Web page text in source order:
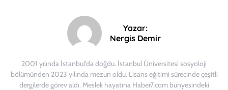
Yazar:
Nergis Demir
2001 yılında İstanbul’da doğdu. İstanbul Üniversitesi sosyoloji
bölümünden 2023 yılında mezun oldu. Lisans eğitimi sürecinde çeşitli
dergilerde görev aldı. Meslek hayatına Haber7.com bünyesindeki